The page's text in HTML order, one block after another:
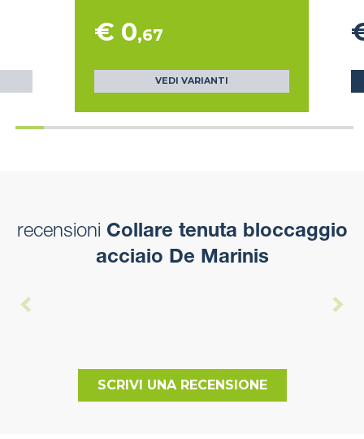
€ 0,67
VEDI VARIANTI
recensioni Collare tenuta bloccaggio
acciaio De Marinis
SCRIVI UNA RECENSIONE